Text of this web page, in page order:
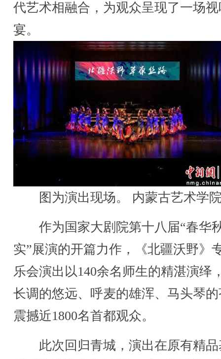
代艺术相融合，为观众呈现了一场
宴。
图为演出现场。 内蒙古艺术学
作为国家大剧院第十八届“春华
实”展演的开篇力作，《北疆沃野》
乐会演出以140余名师生的精湛演绎
长调的悠远、呼麦的雄浑、马头琴
震撼近1800名首都观众。
此次回归青城，演出在原有精品